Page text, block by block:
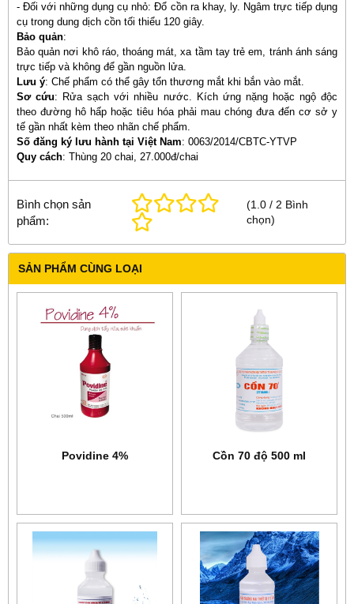
- Đối với những dụng cụ nhỏ: Đổ cồn ra khay, ly. Ngâm trực tiếp dụng
cụ trong dung dịch cồn tối thiểu 120 giây.
Bảo quản:
Bảo quản nơi khô ráo, thoáng mát, xa tầm tay trẻ em, tránh ánh sáng
trực tiếp và không để gần nguồn lửa.
Lưu ý: Chế phẩm có thể gây tổn thương mắt khi bắn vào mắt.
Sơ cứu: Rửa sạch với nhiều nước. Kích ứng nặng hoặc ngộ độc
theo đường hô hấp hoặc tiêu hóa phải mau chóng đưa đến cơ sở y
tế gần nhất kèm theo nhãn chế phẩm.
Số đăng ký lưu hành tại Việt Nam: 0063/2014/CBTC-YTVP
Quy cách: Thùng 20 chai, 27.000đ/chai
Bình chọn sản
phẩm:
(1.0 / 2 Bình
chọn)
SẢN PHẨM CÙNG LOẠI
Povidine 4% Cồn 70 độ 500 ml